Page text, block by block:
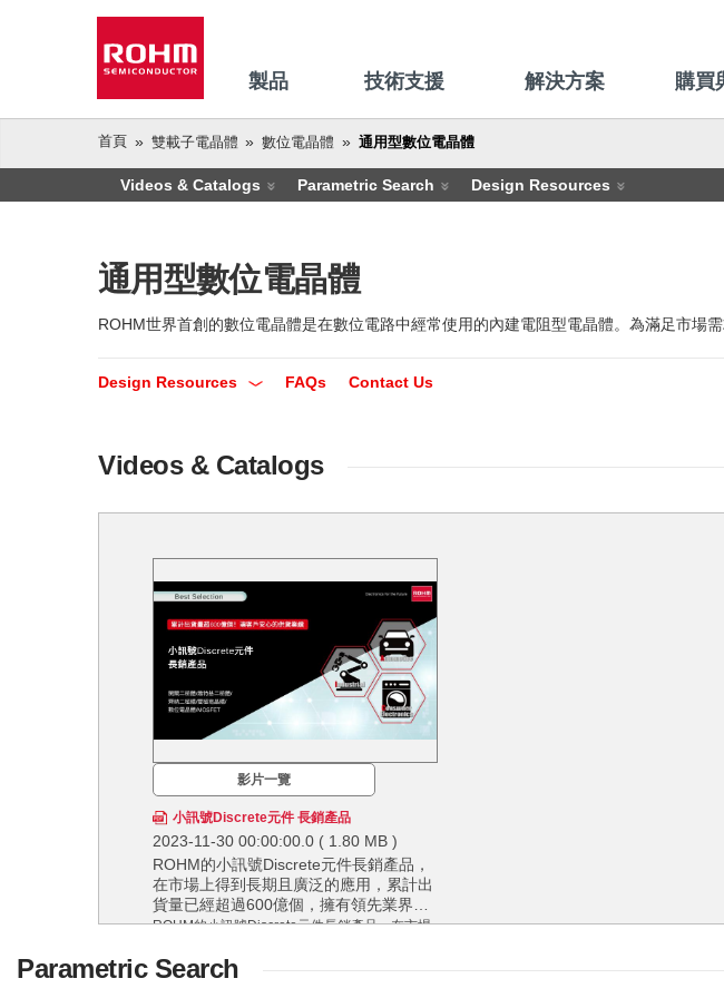
製品 技術支援 解決方案 購買
首頁 雙載子電晶體 數位電晶體 通用型數位電晶體
Videos & Catalogs Parametric Search Design Resources
通用型數位電晶體
ROHM世界首創的數位電晶體是在數位電路中經常使用的內建電阻型電晶體。為滿足市場
Design Resources FAQs Contact Us
Videos & Catalogs
影片一覽
小訊號Discrete元件 長銷產品
2023-11-30 00:00:00.0 ( 1.80 MB )
ROHM的小訊號Discrete元件長銷產品，
在市場上得到長期且廣泛的應用，累計出
貨量已經超過600億個，擁有領先業界的
供貨實績。ROHM透過確保穩定的生產和
放心採用。
ROHM的小訊號Discrete元件長銷產品，在市場
600億個，擁有領先業界的供貨實績。ROHM透
Parametric Search